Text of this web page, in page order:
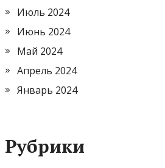
Июль 2024
Июнь 2024
Май 2024
Апрель 2024
Январь 2024
Рубрики